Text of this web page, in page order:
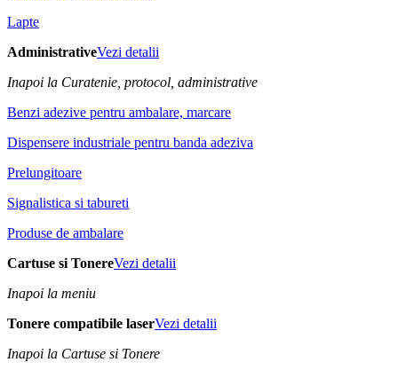
Lapte
AdministrativeVezi detalii
Inapoi la Curatenie, protocol, administrative
Benzi adezive pentru ambalare, marcare
Dispensere industriale pentru banda adeziva
Prelungitoare
Signalistica si tabureti
Produse de ambalare
Cartuse si TonereVezi detalii
Inapoi la meniu
Tonere compatibile laserVezi detalii
Inapoi la Cartuse si Tonere